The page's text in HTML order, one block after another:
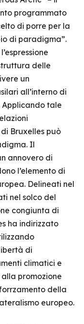
programmato
di porre per la
di paradigma”.
delle
un
all’interno di
tale
Bruxelles può
Il
annovero di
l’elemento di
Delineati nel
nel solco del
congiunta di
ha indirizzato
di
climatici e
promozione
della
europeo.